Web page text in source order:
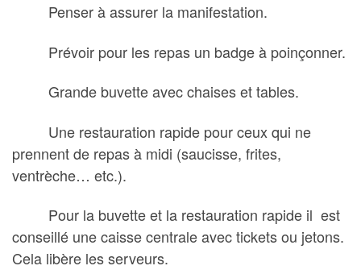
Penser à assurer la manifestation.
Prévoir pour les repas un badge à poinçonner.
Grande buvette avec chaises et tables.
Une restauration rapide pour ceux qui ne
prennent de repas à midi (saucisse, frites,
ventrèche… etc.).
Pour la buvette et la restauration rapide il est
conseillé une caisse centrale avec tickets ou jetons.
Cela libère les serveurs.